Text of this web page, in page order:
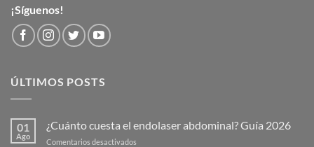
¡Síguenos!
ÚLTIMOS POSTS
01
Ago
¿Cuánto cuesta el endolaser abdominal? Guía 2026
Comentarios desactivados